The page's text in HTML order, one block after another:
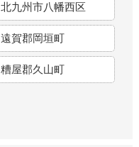
北九州市八幡西区
遠賀郡岡垣町
糟屋郡久山町